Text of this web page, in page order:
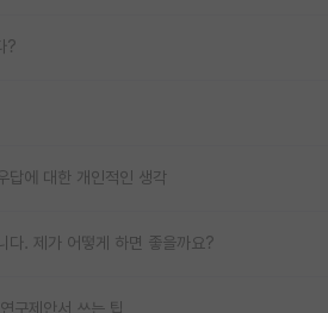
?
답에 대한 개인적인 생각
다. 제가 어떻게 하면 좋을까요?
구제안서 쓰는 팁